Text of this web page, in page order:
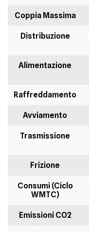
Coppia Massima
Distribuzione
Alimentazione
Raffreddamento
Avviamento
Trasmissione
Frizione
Consumi (Ciclo
WMTC)
Emissioni CO2